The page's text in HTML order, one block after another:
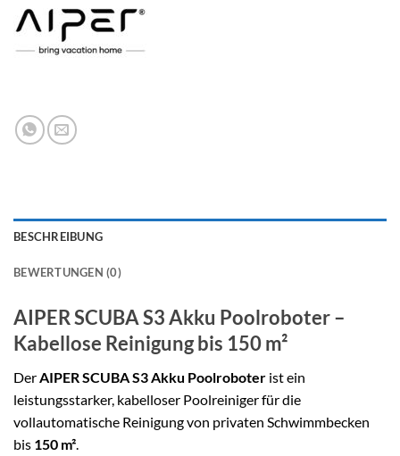
BESCHREIBUNG
BEWERTUNGEN (0)
AIPER SCUBA S3 Akku Poolroboter –
Kabellose Reinigung bis 150 m²
DerAIPER SCUBA S3 Akku Poolroboter ist ein
leistungsstarker, kabelloser Poolreiniger für die
vollautomatische Reinigung von privaten Schwimmbecken
bis 150 m².